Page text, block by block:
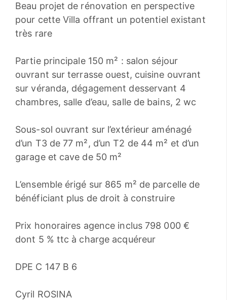
Beau projet de rénovation en perspective
pour cette Villa offrant un potentiel existant
très rare
Partie principale 150 m² : salon séjour
ouvrant sur terrasse ouest, cuisine ouvrant
sur véranda, dégagement desservant 4
chambres, salle d’eau, salle de bains, 2 wc
Sous-sol ouvrant sur l’extérieur aménagé
d’un T3 de 77 m², d’un T2 de 44 m² et d’un
garage et cave de 50 m²
L’ensemble érigé sur 865 m² de parcelle de
bénéficiant plus de droit à construire
Prix honoraires agence inclus 798 000 €
dont 5 % ttc à charge acquéreur
DPE C 147 B 6
Cyril ROSINA